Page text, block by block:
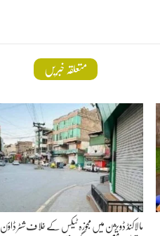
متعلقہ خبریں
مالاکنڈ ڈویژن میں مجوزہ ٹیکس کے خلاف شٹر ڈاؤن